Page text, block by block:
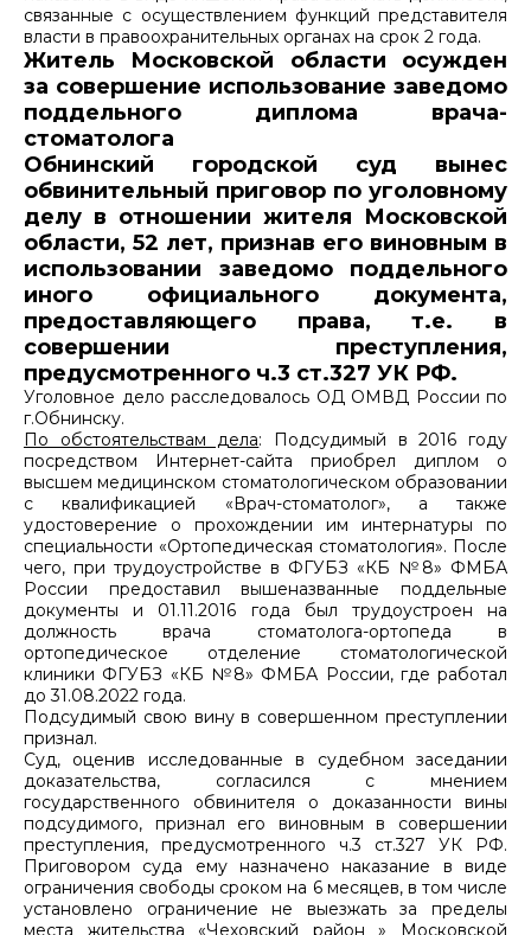
связанные с осуществлением функций представителя
власти в правоохранительных органах на срок 2 года.
Житель Московской области осужден
за совершение использование заведомо
поддельного диплома врача-
стоматолога
Обнинский городской суд вынес
обвинительный приговор по уголовному
делу в отношении жителя Московской
области, 52 лет, признав его виновным в
использовании заведомо поддельного
иного официального документа,
предоставляющего права, т.е. в
совершении преступления,
предусмотренного ч.3 ст.327 УК РФ.
Уголовное дело расследовалось ОД ОМВД России по
г.Обнинску.
По обстоятельствам дела: Подсудимый в 2016 году
посредством Интернет-сайта приобрел диплом о
высшем медицинском стоматологическом образовании
с квалификацией «Врач-стоматолог», а также
удостоверение о прохождении им интернатуры по
специальности «Ортопедическая стоматология». После
чего, при трудоустройстве в ФГУБЗ «КБ №8» ФМБА
России предоставил вышеназванные поддельные
документы и 01.11.2016 года был трудоустроен на
должность врача стоматолога-ортопеда в
ортопедическое отделение стоматологической
клиники ФГУБЗ «КБ №8» ФМБА России, где работал
до 31.08.2022 года.
Подсудимый свою вину в совершенном преступлении
признал.
Суд, оценив исследованные в судебном заседании
доказательства, согласился с мнением
государственного обвинителя о доказанности вины
подсудимого, признал его виновным в совершении
преступления, предусмотренного ч.3 ст.327 УК РФ.
Приговором суда ему назначено наказание в виде
ограничения свободы сроком на 6 месяцев, в том числе
установлено ограничение не выезжать за пределы
места жительства «Чеховский район » Московской